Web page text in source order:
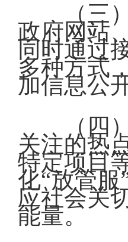
（三
政府网站
同时通过
多种方式
加信息公
（四
关注的热
特定项目
化“放管
应社会关
能量。